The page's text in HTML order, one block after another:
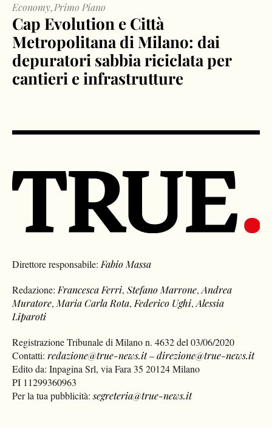
Cap Evolution e Città
Metropolitana di Milano: dai
depuratori sabbia riciclata per
cantieri e infrastrutture
Economy, Primo Piano
Direttore responsabile:Fabio Massa
Redazione:Francesca Ferri,Stefano Marrone,Andrea
Muratore,Maria Carla Rota,Federico Ughi,Alessia
Liparoti
Registrazione Tribunale di Milano n. 4632 del 03/06/2020
Contatti:redazione@true-news.it–direzione@true-news.it
Edito da: Inpagina Srl, via Fara 35 20124 Milano
PI 11299360963
Per la tua pubblicità:segreteria@true-news.it